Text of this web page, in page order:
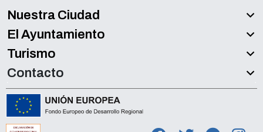
Nuestra Ciudad
El Ayuntamiento
Turismo
Contacto